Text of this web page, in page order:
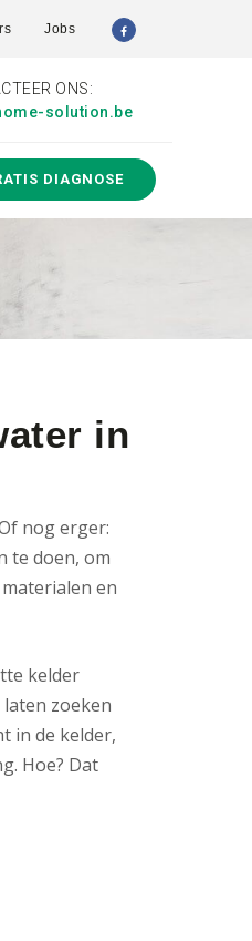
Jobs
ONS:
solution.be
DIAGNOSE
in
nog erger:
te doen, om
en
kelder
zoeken
in de kelder,
Hoe? Dat